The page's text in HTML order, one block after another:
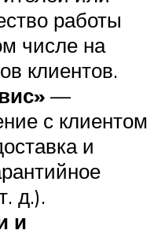
работы
числе на
клиентов.
—
с клиентом
и
д.).
и